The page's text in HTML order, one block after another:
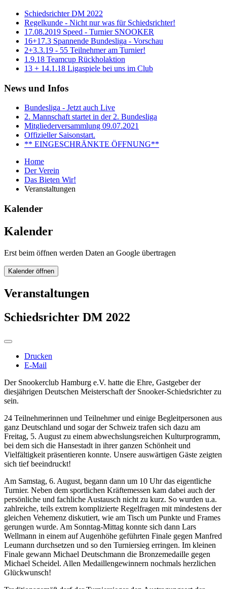
Schiedsrichter DM 2022
Regelkunde - Nicht nur was für Schiedsrichter!
17.08.2019 Speed - Turnier SNOOKER
16+17.3 Spannende Bundesliga - Vorschau
2+3.3.19 - 55 Teilnehmer am Turnier!
1.9.18 Teamcup Rückholaktion
13 + 14.1.18 Ligaspiele bei uns im Club
News und Infos
Bundesliga - Jetzt auch Live
2. Mannschaft startet in der 2. Bundesliga
Mitgliederversammlung 09.07.2021
Offizieller Saisonstart.
** EINGESCHRÄNKTE ÖFFNUNG**
Home
Der Verein
Das Bieten Wir!
Veranstaltungen
Kalender
Kalender
Erst beim öffnen werden Daten an Google übertragen
Kalender öffnen
Veranstaltungen
Schiedsrichter DM 2022
Drucken
E-Mail
Der Snookerclub Hamburg e.V. hatte die Ehre, Gastgeber der
diesjährigen Deutschen Meisterschaft der Snooker-Schiedsrichter zu
sein.
24 Teilnehmerinnen und Teilnehmer und einige Begleitpersonen aus
ganz Deutschland und sogar der Schweiz trafen sich dazu am
Freitag, 5. August zu einem abwechslungsreichen Kulturprogramm,
bei dem sich die Hansestadt in ihrer ganzen Schönheit und
Vielfältigkeit präsentieren konnte. Unsere auswärtigen Gäste zeigten
sich tief beeindruckt!
Am Samstag, 6. August, begann dann um 10 Uhr das eigentliche
Turnier. Neben dem sportlichen Kräftemessen kam dabei auch der
persönliche und fachliche Austausch nicht zu kurz. So wurden u.a.
zahlreiche, teils extrem komplizierte Regelfragen mit mindestens der
gleichen Vehemenz diskutiert, wie am Tisch um Punkte und Frames
gerungen wurde. Am Sonntag-Mittag konnte sich dann Lars
Wellmann in einem auf Augenhöhe geführten Finale gegen Manfred
Leumann durchsetzen und so den Turniersieg erringen. Im kleinen
Finale gewann Michael Deutschmann die Bronzemedaille gegen
Michael Scheidel. Allen Medaillengewinnern nochmals herzlichen
Glückwunsch!